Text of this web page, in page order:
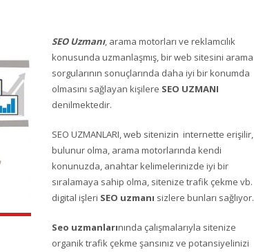
SEO Uzmanı, arama motorları ve reklamcılık
konusunda uzmanlaşmış, bir web sitesini arama
sorgularının sonuçlarında daha iyi bir konumda
olmasını sağlayan kişilere SEO UZMANI
denilmektedir.
SEO UZMANLARI, web sitenizin internette erişilir,
bulunur olma, arama motorlarında kendi
konunuzda, anahtar kelimelerinizde iyi bir
sıralamaya sahip olma, sitenize trafik çekme vb.
digital işleri SEO uzmanı sizlere bunları sağlıyor.
Seo uzmanlarınında çalışmalarıyla sitenize
organik trafik çekme şansınız ve potansiyelinizi